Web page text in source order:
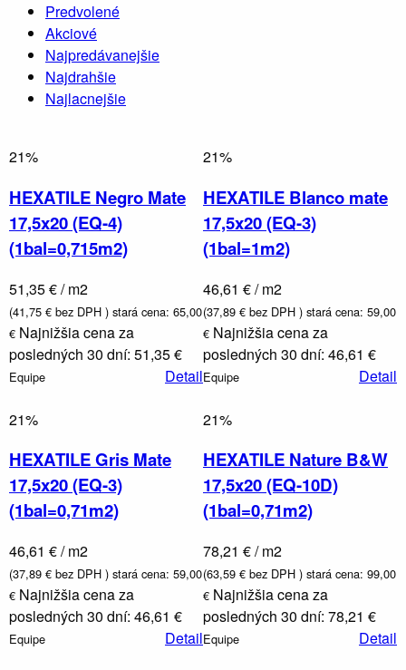
vaňové
zásteny
Predvolené
Akciové
Najpredávanejšie
Najdrahšie
Najlacnejšie
21%
HEXATILE Negro Mate
17,5x20 (EQ-4)
(1bal=0,715m2)
51,35 € / m2
(41,75 € bez DPH ) stará cena: 65,00
€ Najnižšia cena za
posledných 30 dní: 51,35 €
Equipe Detail
21%
HEXATILE Blanco mate
17,5x20 (EQ-3)
(1bal=1m2)
46,61 € / m2
(37,89 € bez DPH ) stará cena: 59,00
€ Najnižšia cena za
posledných 30 dní: 46,61 €
Equipe Detail
21%
HEXATILE Gris Mate
17,5x20 (EQ-3)
(1bal=0,71m2)
46,61 € / m2
(37,89 € bez DPH ) stará cena: 59,00
€ Najnižšia cena za
posledných 30 dní: 46,61 €
Equipe Detail
21%
HEXATILE Nature B&W
17,5x20 (EQ-10D)
(1bal=0,71m2)
78,21 € / m2
(63,59 € bez DPH ) stará cena: 99,00
€ Najnižšia cena za
posledných 30 dní: 78,21 €
Equipe Detail